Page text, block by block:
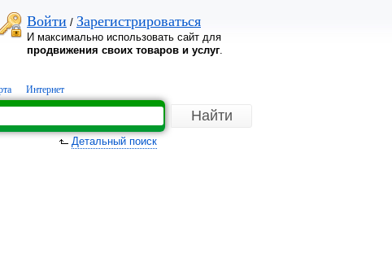
Войти / Зарегистрироваться
И максимально использовать сайт для
продвижения своих товаров и услуг.
Интернет
Детальный поиск